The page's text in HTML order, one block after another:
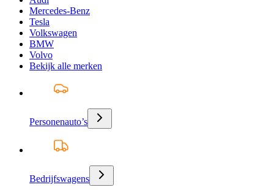
Mercedes-Benz
Tesla
Volkswagen
BMW
Volvo
Bekijk alle merken
Personenauto’s
Bedrijfswagens